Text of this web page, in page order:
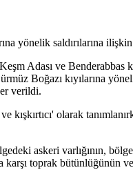
yönelik saldırılarına
Adası ve
Boğazı kıyılarına
verildi.
kışkırtıcı' olarak
askeri varlığının,
toprak bütünlüğünün